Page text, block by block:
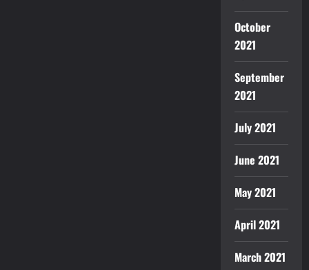
October
2021
September
2021
July 2021
June 2021
May 2021
April 2021
March 2021